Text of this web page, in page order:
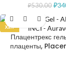
₽530.00 ₽
ХИТ
Плацентрекс
плаценты,